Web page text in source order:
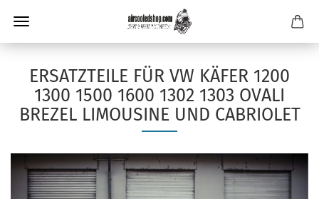
ERSATZTEILE FÜR VW KÄFER 1200
1300 1500 1600 1302 1303 OVALI
BREZEL LIMOUSINE UND CABRIOLET